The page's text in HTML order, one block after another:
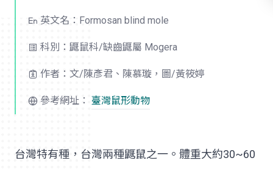
英文名：Formosan blind mole
科別：鼴鼠科/缺齒鼴屬 Mogera
作者：文/陳彥君、陳慕璇，圖/黃筱婷
參考網址： 臺灣鼠形動物
台灣特有種，台灣兩種鼴鼠之一。體重大約30~60